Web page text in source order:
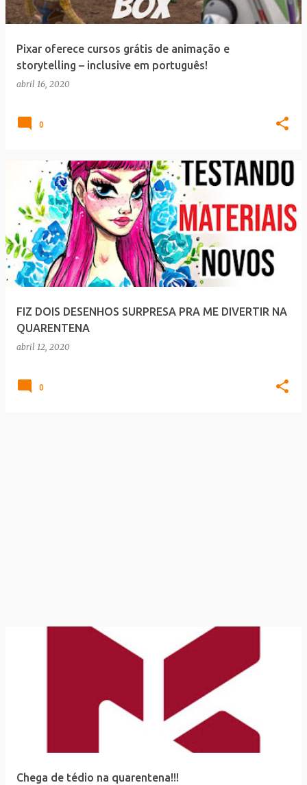
Pixar oferece cursos grátis de animação e
storytelling – inclusive em português!
abril 16, 2020
0
FIZ DOIS DESENHOS SURPRESA PRA ME DIVERTIR NA
QUARENTENA
abril 12, 2020
0
Chega de tédio na quarentena!!!